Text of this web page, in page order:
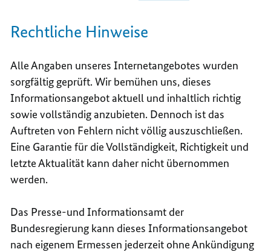
Rechtliche Hinweise
Alle Angaben unseres Internetangebotes wurden
sorgfältig geprüft. Wir bemühen uns, dieses
Informationsangebot aktuell und inhaltlich richtig
sowie vollständig anzubieten. Dennoch ist das
Auftreten von Fehlern nicht völlig auszuschließen.
Eine Garantie für die Vollständigkeit, Richtigkeit und
letzte Aktualität kann daher nicht übernommen
werden.
Das Presse-und Informationsamt der
Bundesregierung kann dieses Informationsangebot
nach eigenem Ermessen jederzeit ohne Ankündigung